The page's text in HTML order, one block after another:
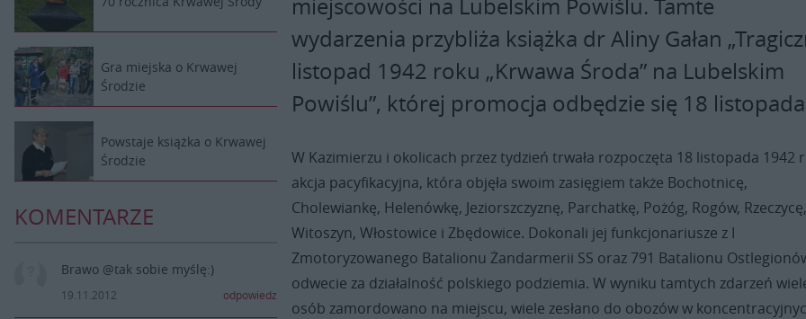
Gra miejska o Krwawej
Środzie
Powstaje książka o Krwawej
Środzie
KOMENTARZE
Brawo @tak sobie myślę:)
19.11.2012 odpowiedz
miejscowości na Lubelskim Powiślu. Tamte
wydarzenia przybliża książka dr Aliny Gałan
listopad 1942 roku „Krwawa Środa” na Lubelskim
Powiślu”, której promocja odbędzie się 18
W Kazimierzu i okolicach przez tydzień trwała rozpoczęta 18 listopada 1942
akcja pacyfikacyjna, która objęła swoim zasięgiem także Bochotnicę,
Cholewiankę, Helenówkę, Jeziorszczyznę, Parchatkę, Pożóg, Rogów, Rzeczycę,
Witoszyn, Włostowice i Zbędowice. Dokonali jej funkcjonariusze z I
Zmotoryzowanego Batalionu Żandarmerii SS oraz 791 Batalionu
odwecie za działalność polskiego podziemia. W wyniku tamtych zdarzeń
osób zamordowano na miejscu, wiele zesłano do obozów w